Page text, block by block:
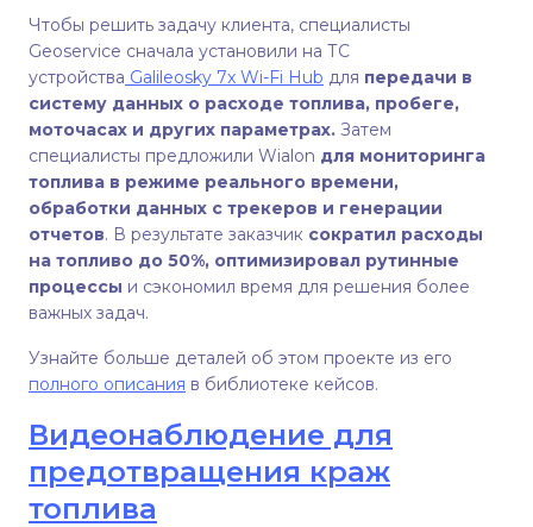
Чтобы решить задачу клиента, специалисты
Geoservice сначала установили на ТС
устройства Galileosky 7x Wi-Fi Hub для передачи в
систему данных о расходе топлива, пробеге,
моточасах и других параметрах. Затем
специалисты предложили Wialon для мониторинга
топлива в режиме реального времени,
обработки данных с трекеров и генерации
отчетов. В результате заказчик сократил расходы
на топливо до 50%, оптимизировал рутинные
процессы и сэкономил время для решения более
важных задач.
Узнайте больше деталей об этом проекте из его
полного описания в библиотеке кейсов.
Видеонаблюдение для
предотвращения краж
топлива